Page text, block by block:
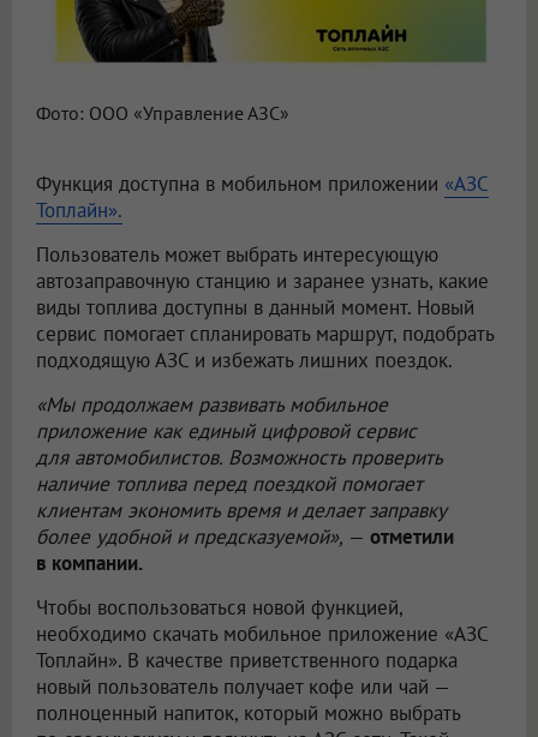
Фото: ООО «Управление АЗС»
Функция доступна в мобильном приложении «АЗС
Топлайн».
Пользователь может выбрать интересующую
автозаправочную станцию и заранее узнать, какие
виды топлива доступны в данный момент. Новый
сервис помогает спланировать маршрут, подобрать
подходящую АЗС и избежать лишних поездок.
«Мы продолжаем развивать мобильное
приложение как единый цифровой сервис
для автомобилистов. Возможность проверить
наличие топлива перед поездкой помогает
клиентам экономить время и делает заправку
более удобной и предсказуемой», — отметили
в компании.
Чтобы воспользоваться новой функцией,
необходимо скачать мобильное приложение «АЗС
Топлайн». В качестве приветственного подарка
новый пользователь получает кофе или чай —
полноценный напиток, который можно выбрать